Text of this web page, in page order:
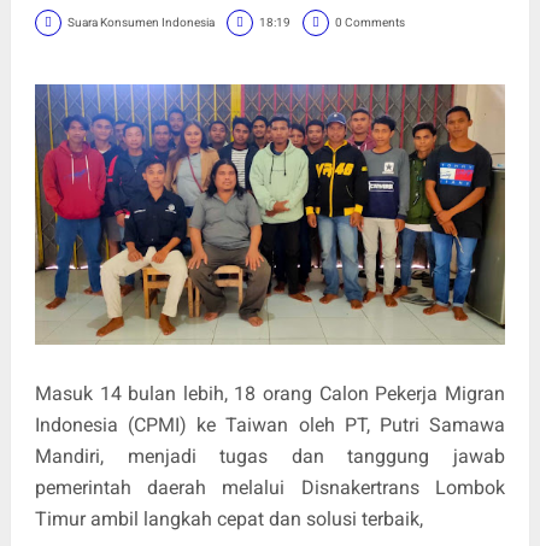
Suara Konsumen Indonesia 18:19 0 Comments
Masuk 14 bulan lebih, 18 orang Calon Pekerja Migran
Indonesia (CPMI) ke Taiwan oleh PT, Putri Samawa
Mandiri, menjadi tugas dan tanggung jawab
pemerintah daerah melalui Disnakertrans Lombok
Timur ambil langkah cepat dan solusi terbaik,